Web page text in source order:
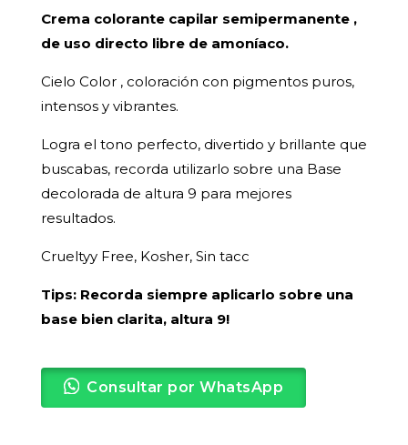
Crema colorante capilar semipermanente ,
de uso directo libre de amoníaco.
Cielo Color , coloración con pigmentos puros,
intensos y vibrantes.
Logra el tono perfecto, divertido y brillante que
buscabas, recorda utilizarlo sobre una Base
decolorada de altura 9 para mejores
resultados.
Crueltyy Free, Kosher, Sin tacc
Tips: Recorda siempre aplicarlo sobre una
base bien clarita, altura 9!
Consultar por WhatsApp